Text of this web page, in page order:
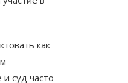
как
суд часто